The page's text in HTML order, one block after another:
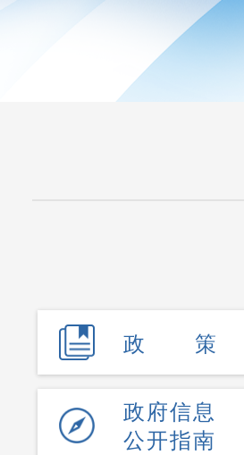
政 策
政府信息
公开指南